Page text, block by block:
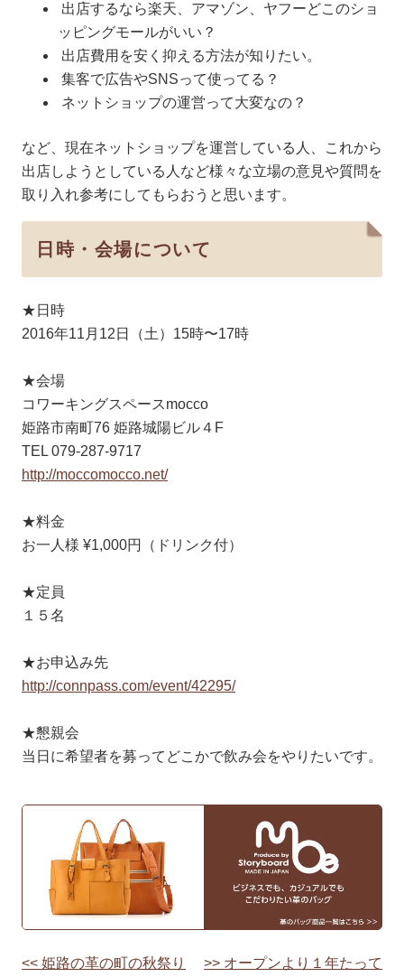
出店するなら楽天、アマゾン、ヤフーどこのショ
ッピングモールがいい？
出店費用を安く抑える方法が知りたい。
集客で広告やSNSって使ってる？
ネットショップの運営って大変なの？
など、現在ネットショップを運営している人、これから
出 店しようとしている人など様々な立場の意見や質問を
取り 入れ参考にしてもらおうと思います。
日時・会場について
★日時
2016年11月12日（土）15時〜17時
★会場
コワーキングスペースmocco
姫路市南町76 姫路城陽ビル４F
TEL 079-287-9717
http://moccomocco.net/
★料金
お一人様 ¥1,000円（ドリンク付）
★定員
１５名
★お申込み先
http://connpass.com/event/42295/
★懇親会
当日に希望者を募ってどこかで飲み会をやりたいです。
投
<< 姫路の革の町の秋祭り >> オープンより１年たって